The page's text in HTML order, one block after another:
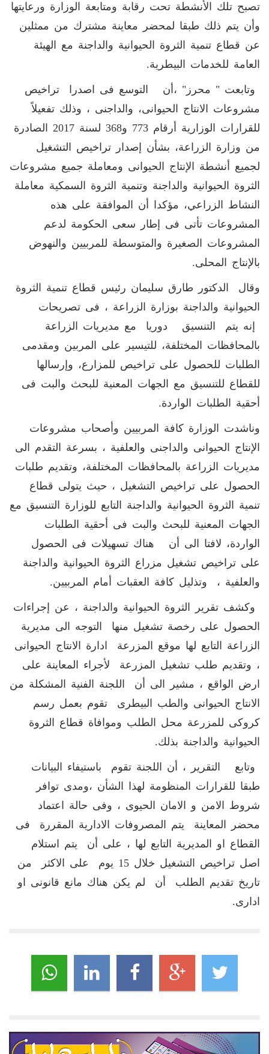
تصبح تلك الأنشطة تحت رقابة ومتابعة الوزارة ورعايتها
وأن يتم ذلك طبقا لمحضر معاينة مشترك من ممثلين
عن قطاع تنمية الثروة الحيوانية والداجنة مع الهيئة
العامة للخدمات البيطرية.
وتابعت " محرز" ،أن التوسع فى اصدرا تراخيص
مشروعات الانتاج الحيوانى، والداجنى ، وذلك تفعيلاً
للقرارات الوزارية أرقام 773 و368 لسنة 2017 الصادرة
من وزارة الزراعة، بشأن إصدار تراخيص التشغيل
لجميع أنشطة الإنتاج الحيوانى ومعاملة جميع مشروعات
الثروة الحيوانية والداجنة وتنمية الثروة السمكية معاملة
النشاط الزراعي، مؤكدا أن الموافقة على هذه
المشروعات تأتى فى إطار سعى الحكومة لدعم
المشروعات الصغيرة والمتوسطة للمربيين والنهوض
بالإنتاج المحلى.
وقال الدكتور طارق سليمان رئيس قطاع تنمية الثروة
الحيوانية والداجنة بوزارة الزراعة ، فى تصريحات
إنه يتم التنسيق دوريا مع مديريات الزراعة
بالمحافظات المختلفة، للتيسير على المربين ومقدمى
الطلبات للحصول على تراخيص للمزارع، وإرسالها
للقطاع للتنسيق مع الجهات المعنية للبحث والبت فى
أحقية الطلبات الواردة.
وناشدت الوزارة كافة المربيين وأصحاب مشروعات
الإنتاج الحيوانى والداجنى والعلفية ، بسرعة التقدم الى
مديريات الزراعة بالمحافظات المختلفة، وتقديم طلبات
الحصول على تراخيص التشغيل ، حيث يتولى قطاع
تنمية الثروة الحيوانية والداجنة التابع للوزارة التنسيق مع
الجهات المعنية للبحث والبت فى أحقية الطلبات
الواردة، لافتا الى أن هناك تسهيلات فى الحصول
على تراخيص تشغيل مزراع الثروة الحيوانية والداجنة
والعلفية ، وتذليل كافة العقبات أمام المربيين.
وكشف تقرير الثروة الحيوانية والداجنة ، عن إجراءات
الحصول على رخصة تشغيل منها التوجه الى مديرية
الزراعة التابع لها موقع المزرعة ادارة الانتاج الحيوانى
، وتقديم طلب تشغيل المزرعة لأجراء المعاينة على
ارض الواقع ، مشير الى أن اللجنة الفنية المشكلة من
الانتاج الحيوانى والطب البيطرى تقوم بعمل رسم
كروكى للمزرعة محل الطلب وموافاة قطاع الثروة
الحيوانية والداجنة بذلك.
وتابع التقرير ، أن اللجنة تقوم باستيفاء البيانات
طبقا للقرارات المنظومة لهذا الشأن ،ومدى توافر
شروط الامن و الامان الحيوى ، وفى حالة اعتماد
محضر المعاينة يتم المصروفات الادارية المقررة فى
القطاع او المديرية التابع لها ، على أن يتم استلام
اصل تراخيص التشغيل خلال 15 يوم على الاكثر من
تاريخ تقديم الطلب أن لم يكن هناك مانع قانونى او
ادارى.